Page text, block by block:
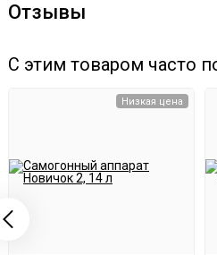
Отзывы
С этим товаром часто
Низкая цена